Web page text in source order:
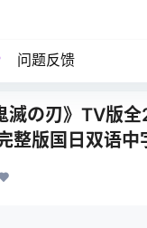
问题反馈
滅の刃》TV版
整版国日双语中